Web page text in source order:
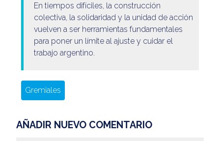
En tiempos difíciles, la construcción
colectiva, la solidaridad y la unidad de acción
vuelven a ser herramientas fundamentales
para poner un límite al ajuste y cuidar el
trabajo argentino.
Gremiales
AÑADIR NUEVO COMENTARIO